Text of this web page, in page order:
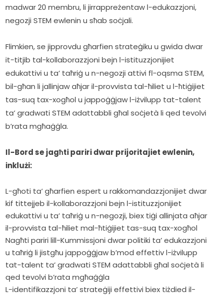
madwar 20 membru, li jirrappreżentaw l-edukazzjoni,
negozji STEM ewlenin u sħab soċjali.
Flimkien, se jipprovdu għarfien strateġiku u gwida dwar
it-titjib tal-kollaborazzjoni bejn l-istituzzjonijiet
edukattivi u ta’ taħriġ u n-negozji attivi fl-oqsma STEM,
bil-għan li jallinjaw aħjar il-provvista tal-ħiliet u l-ħtiġijiet
tas-suq tax-xogħol u jappoġġjaw l-iżvilupp tat-talent
ta’ gradwati STEM adattabbli għal soċjetà li qed tevolvi
b’rata mgħaġġla.
Il-Bord se jagħti pariri dwar prijoritajiet ewlenin,
inklużi:
L-għoti ta’ għarfien espert u rakkomandazzjonijiet dwar
kif tittejjeb il-kollaborazzjoni bejn l-istituzzjonijiet
edukattivi u ta’ taħriġ u n-negozji, biex tiġi allinjata aħjar
il-provvista tal-ħiliet mal-ħtiġijiet tas-suq tax-xogħol
Nagħti pariri lill-Kummissjoni dwar politiki ta’ edukazzjoni
u taħriġ li jistgħu jappoġġjaw b’mod effettiv l-iżvilupp
tat-talent ta’ gradwati STEM adattabbli għal soċjetà li
qed tevolvi b’rata mgħaġġla
L-identifikazzjoni ta’ strateġiji effettivi biex tiżdied il-